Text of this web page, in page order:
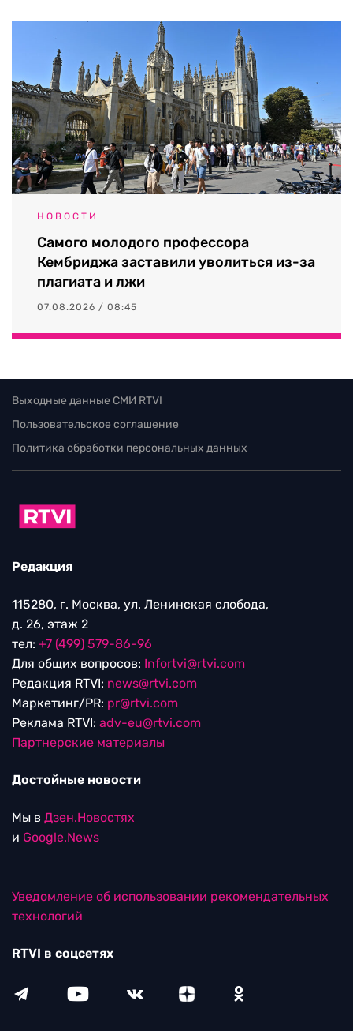
НОВОСТИ
Самого молодого профессора
Кембриджа заставили уволиться из-за
плагиата и лжи
07.08.2026 / 08:45
Выходные данные СМИ RTVI
Пользовательское соглашение
Политика обработки персональных данных
Редакция
115280, г. Москва, ул. Ленинская слобода,
д. 26, этаж 2
тел: +7 (499) 579-86-96
Для общих вопросов: Infortvi@rtvi.com
Редакция RTVI: news@rtvi.com
Маркетинг/PR: pr@rtvi.com
Реклама RTVI: adv-eu@rtvi.com
Партнерские материалы
Достойные новости
Мы в Дзен.Новостях
и Google.News
Уведомление об использовании рекомендательных
технологий
RTVI в соцсетях